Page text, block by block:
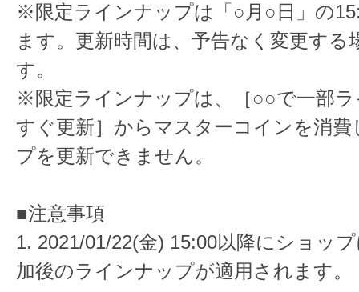
※限定ラインナップは「○月○日」の
ます。更新時間は、予告なく変更する
す。
※限定ラインナップは、［○○で一部
すぐ更新］からマスターコインを消
プを更新できません。
■注意事項
1. 2021/01/22(金) 15:00以降にショッ
加後のラインナップが適用されます。